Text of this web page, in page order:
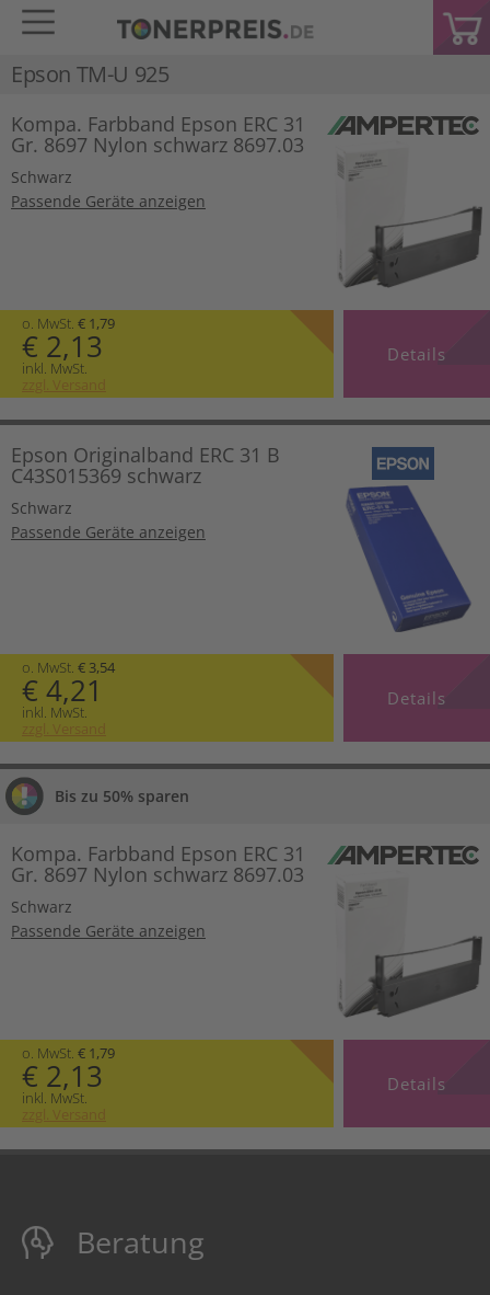
Epson TM-U 925
Kompa. Farbband Epson ERC 31
Gr. 8697 Nylon schwarz 8697.03
Schwarz
Passende Geräte anzeigen
o. MwSt. € 1,79
€ 2,13
inkl. MwSt.
zzgl. Versand
Details
Epson Originalband ERC 31 B
C43S015369 schwarz
Schwarz
Passende Geräte anzeigen
o. MwSt. € 3,54
€ 4,21
inkl. MwSt.
zzgl. Versand
Details
Bis zu 50% sparen
Kompa. Farbband Epson ERC 31
Gr. 8697 Nylon schwarz 8697.03
Schwarz
Passende Geräte anzeigen
o. MwSt. € 1,79
€ 2,13
inkl. MwSt.
zzgl. Versand
Details
Beratung